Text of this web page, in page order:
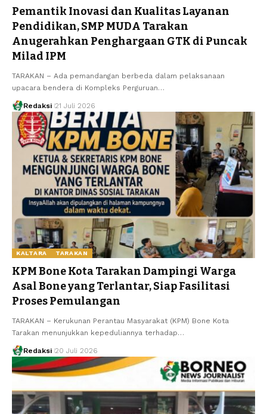
Pemantik Inovasi dan Kualitas Layanan
Pendidikan, SMP MUDA Tarakan
Anugerahkan Penghargaan GTK di Puncak
Milad IPM
TARAKAN – Ada pemandangan berbeda dalam pelaksanaan
upacara bendera di Kompleks Perguruan…
Redaksi 21 Juli 2026
KALTARA TARAKAN
KPM Bone Kota Tarakan Dampingi Warga
Asal Bone yang Terlantar, Siap Fasilitasi
Proses Pemulangan
TARAKAN – Kerukunan Perantau Masyarakat (KPM) Bone Kota
Tarakan menunjukkan kepeduliannya terhadap…
Redaksi 20 Juli 2026